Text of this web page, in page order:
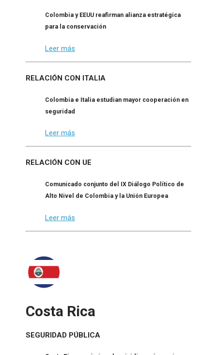
Colombia y EEUU reafirman alianza estratégica
para la conservación
Leer más
RELACIÓN CON ITALIA
Colombia e Italia estudian mayor cooperación en
seguridad
Leer más
RELACIÓN CON UE
Comunicado conjunto del IX Diálogo Político de
Alto Nivel de Colombia y la Unión Europea
Leer más
Costa Rica
SEGURIDAD PÚBLICA